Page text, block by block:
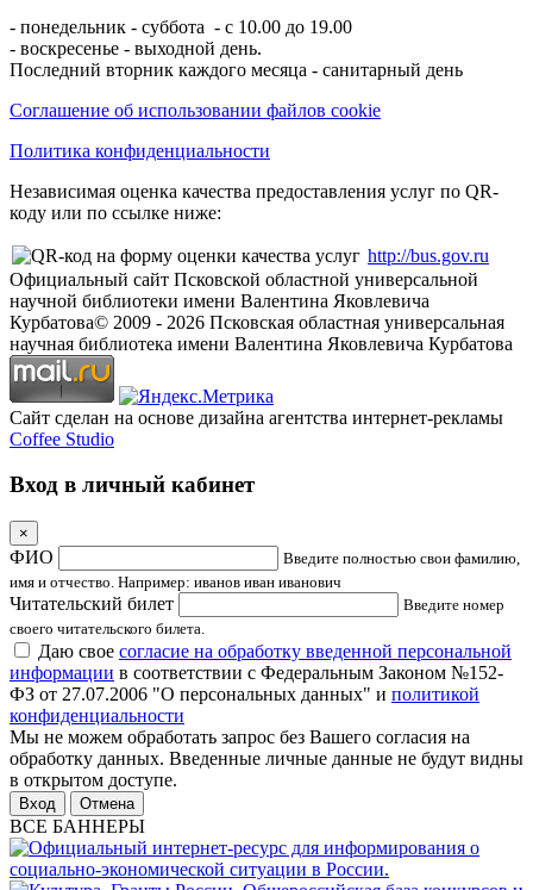
- понедельник - суббота - с 10.00 до 19.00
- воскресенье - выходной день.
Последний вторник каждого месяца - санитарный день
Соглашение об использовании файлов cookie
Политика конфиденциальности
Независимая оценка качества предоставления услуг по QR-
коду или по ссылке ниже:
http://bus.gov.ru
Официальный сайт Псковской областной универсальной
научной библиотеки имени Валентина Яковлевича
Курбатова© 2009 - 2026 Псковская областная универсальная
научная библиотека имени Валентина Яковлевича Курбатова
Сайт сделан на основе дизайна агентства интернет-рекламы
Coffee Studio
Вход в личный кабинет
×
ФИО
Введите полностью свои фамилию,
имя и отчество. Например: иванов иван иванович
Читательский билет
Введите номер
своего читательского билета.
Даю свое согласие на обработку введенной персональной
информации в соответствии с Федеральным Законом №152-
ФЗ от 27.07.2006 "О персональных данных" и политикой
конфиденциальности
Мы не можем обработать запрос без Вашего согласия на
обработку данных. Введенные личные данные не будут видны
в открытом доступе.
Отмена
ВСЕ БАННЕРЫ